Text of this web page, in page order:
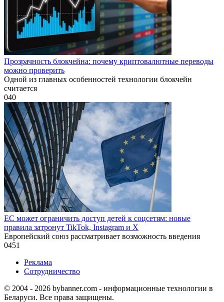
Прозрачность блокчейна: почему криптовалютные переводы
можно проверить
Одной из главных особенностей технологии блокчейн
считается
040
ЕС может ограничить доступ детей к соцсетям: новые
правила затронут TikTok, Instagram и X
Европейский союз рассматривает возможность введения
0451
Реклама
Сотрудничество
© 2004 - 2026 bybanner.com - информационные технологии в
Беларуси. Все права защищены.